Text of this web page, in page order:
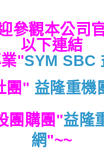
參觀本公司
以下連結
"SYM SBC
團" 益隆重機
團購團"益隆
網"~~